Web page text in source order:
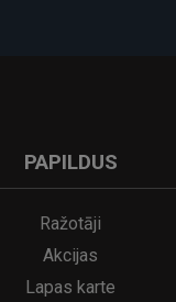
29.95€
PAPILDUS
Ražotāji
Akcijas
Lapas karte